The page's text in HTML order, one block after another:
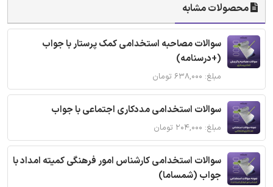
محصولات مشابه
سوالات مصاحبه استخدامی کمک پرستار با جواب
(+درسنامه)
مبلغ: ۶۳۸,۰۰۰ تومان
سوالات استخدامی مددکاری اجتماعی با جواب
مبلغ: ۲۰۴,۰۰۰ تومان
سوالات استخدامی کارشناس امور فرهنگی کمیته امداد با
جواب (شمساما)